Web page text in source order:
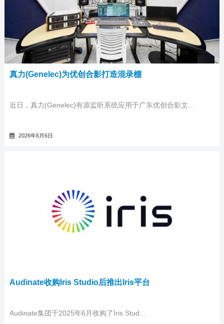
真力(Genelec)为优创合影打造混录棚
近日，真力(Genelec)有源监听系统应用于广东优创合影文...
2026年6月6日
Audinate收购Iris Studio后推出Iris平台
Audinate集团于2025年6月收购了Iris Stud...